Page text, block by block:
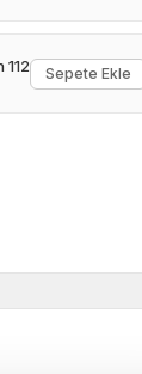
Sepete Ekle